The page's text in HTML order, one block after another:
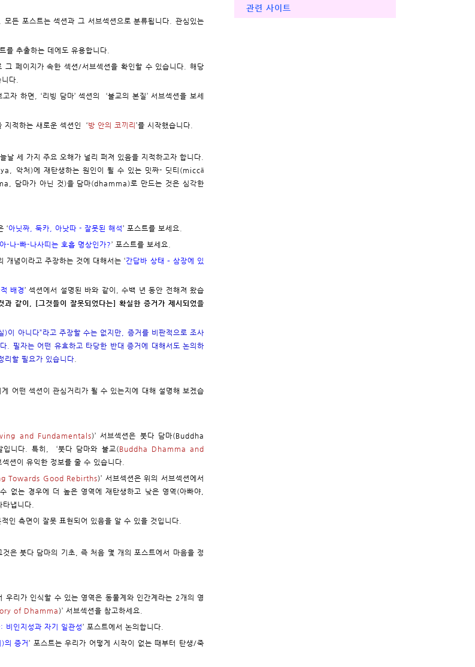
. 모든 포스트는 섹션과 그 서브섹션으로 분류됩니다. 관심있는
추출하는 데에도 유용합니다.
페이지가 속한 섹션/서브섹션을 확인할 수 있습니다. 해당
다.
자 하면, ‘리빙 담마’ 섹션의 ‘불교의 본질’ 서브섹션을 보세
지적하는 새로운 섹션인 ‘방 안의 코끼리 ’를 시작했습니다.
세 가지 주요 오해가 널리 퍼져 있음을 지적하고자 합니다.
악처)에 재탄생하는 원인이 될 수 있는 밋짜- 딧티(miccā
담마가 아닌 것)을 담마(dhamma)로 만드는 것은 심각한
‘아닛짜, 둑카, 아낫따 - 잘못된 해석’ 포스트를 보세요.
아-나-빠-나사띠는 호흡 명상인가?’ 포스트를 보세요.
념이라고 주장하는 것에 대해서는 ‘간답바 상태 – 삼장에 있
배경’ 섹션에서 설명된 바와 같이, 수백 년 동안 전해져 왔습
같이, [그것들이 잘못되었다는] 확실한 증거가 제시되었을
이 아니다”라고 주장할 수는 없지만, 증거를 비판적으로 조사
. 필자는 어떤 유효하고 타당한 반대 증거에 대해서도 논의하
리할 필요가 있습니다
어떤 섹션이 관심거리가 될 수 있는지에 대해 설명해 보겠습
and Fundamentals)’ 서브섹션은 붓다 담마(Buddha
입니다. 특히, ‘붓다 담마와 불교(Buddha Dhamma and
섹션이 유익한 정보를 줄 수 있습니다.
Towards Good Rebirths)’ 서브섹션은 위의 서브섹션에서
없는 경우에 더 높은 영역에 재탄생하고 낮은 영역(아빠야,
냅니다.
인 측면이 잘못 표현되어 있음을 알 수 있을 것입니다.
은 붓다 담마의 기초, 즉 처음 몇 개의 포스트에서 마음을 정
리가 인식할 수 있는 영역은 동물계와 인간계라는 2개의 영
of Dhamma)’ 서브섹션을 참고하세요.
비인지성과 자기 일관성’ 포스트에서 논의합니다.
)의 증거’ 포스트는 우리가 어떻게 시작이 없는 때부터 탄생/죽
관련 사이트